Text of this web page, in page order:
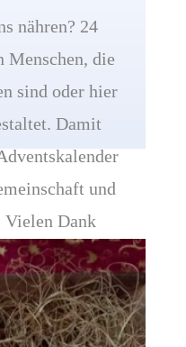
nähren? 24
Menschen, die
sind oder hier
Damit
und
Vielen Dank
Advent
Johanna und